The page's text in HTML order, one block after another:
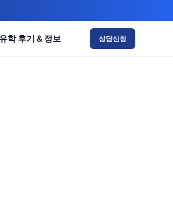
유학 후기 & 정보 상담신청